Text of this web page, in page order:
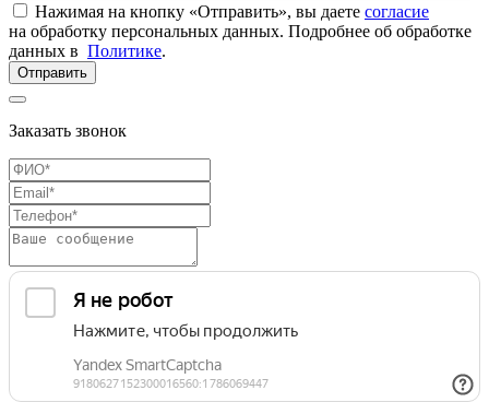
Нажимая на кнопку «Отправить», вы даете согласие
на обработку персональных данных. Подробнее об обработке
данных в Политике.
Отправить
Заказать звонок